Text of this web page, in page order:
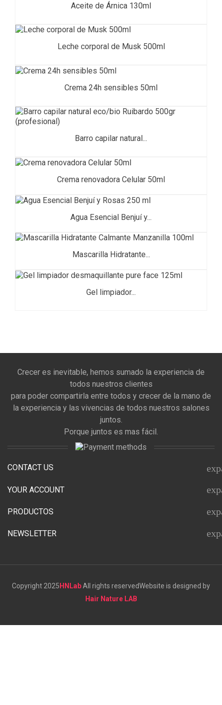
Aceite de Árnica 130ml
Leche corporal de Musk 500ml
Crema 24h sensibles 50ml
Barro capilar natural...
Crema renovadora Celular 50ml
Agua Esencial Benjuí y...
Mascarilla Hidratante...
Gel limpiador...
Crecer es inevitable, hemos sumado la experiencia de
todos nuestros clientes
para poder compartirla entre todos y crecer de la mano de
la experiencia y las vivencias de todos nuestros salones
juntos.
Porque juntos es mas fácil.
CONTACT US
YOUR ACCOUNT
PRODUCTOS
NEWSLETTER
Copyright 2025 HNLabAll rights reservedWebsite is designed by
Hair Nature LAB